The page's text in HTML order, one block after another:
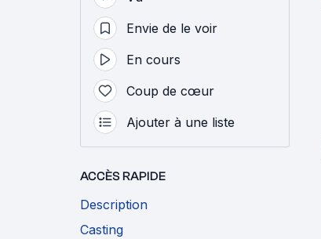
Envie de le voir
En cours
Coup de cœur
Ajouter à une liste
ACCÈS RAPIDE
Description
Casting